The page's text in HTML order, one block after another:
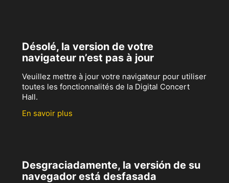
Désolé, la version de votre
navigateur n’est pas à jour
Veuillez mettre à jour votre navigateur pour utiliser
toutes les fonctionnalités de la Digital Concert
Hall.
En savoir plus
Desgraciadamente, la versión de su
navegador está desfasada